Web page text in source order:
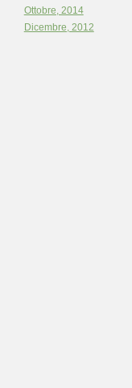
Ottobre, 2014
Dicembre, 2012